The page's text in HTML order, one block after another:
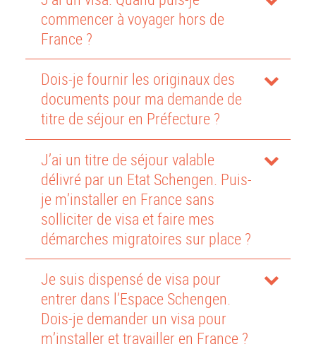
commencer à voyager hors de
France ?
Dois-je fournir les originaux des
documents pour ma demande de
titre de séjour en Préfecture ?
J’ai un titre de séjour valable
délivré par un Etat Schengen. Puis-
je m’installer en France sans
solliciter de visa et faire mes
démarches migratoires sur place ?
Je suis dispensé de visa pour
entrer dans l’Espace Schengen.
Dois-je demander un visa pour
m’installer et travailler en France ?